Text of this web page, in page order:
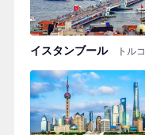
イスタンブール トルコ